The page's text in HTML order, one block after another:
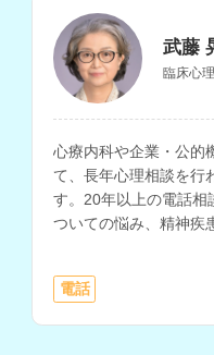
武藤
臨床心
心療内科や企業・公的
て、長年心理相談を行
す。20年以上の電話相
ついての悩み、精神疾
電話